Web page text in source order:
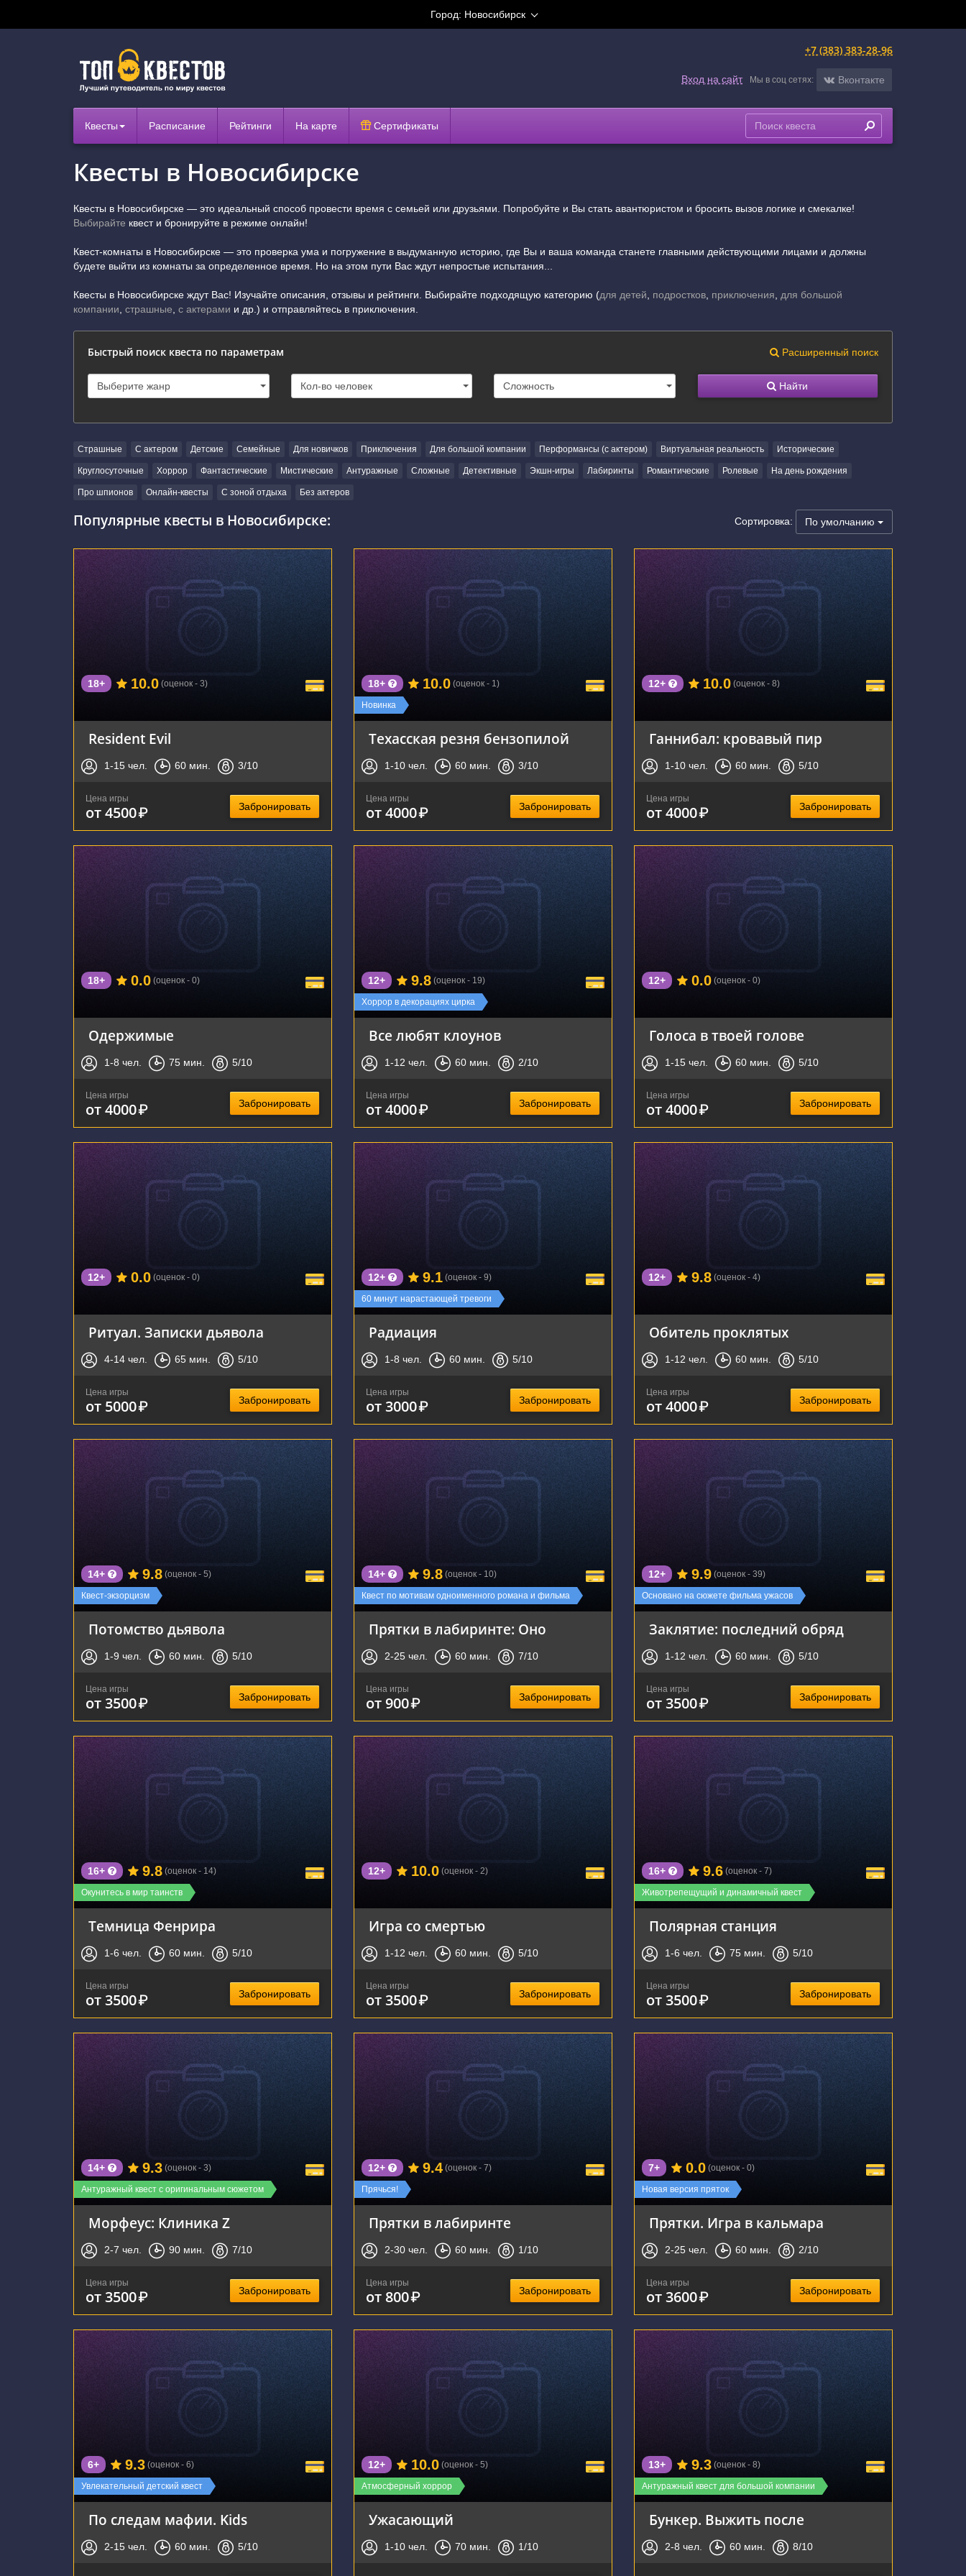
Город: Новосибирск
+7 (383) 383-28-96
Вход на сайт Мы в соц сетях: Вконтакте
Квесты Расписание Рейтинги На карте Сертификаты
Квесты в Новосибирске
Квесты в Новосибирске — это идеальный способ провести время с семьей или друзьями. Попробуйте и Вы стать авантюристом и бросить вызов логике и смекалке!
Выбирайте квест и бронируйте в режиме онлайн!
Квест-комнаты в Новосибирске — это проверка ума и погружение в выдуманную историю, где Вы и ваша команда станете главными действующими лицами и должны
будете выйти из комнаты за определенное время. Но на этом пути Вас ждут непростые испытания...
Квесты в Новосибирске ждут Вас! Изучайте описания, отзывы и рейтинги. Выбирайте подходящую категорию (для детей подростков приключения
для большой
компании страшные с актерами и др.) и отправляйтесь в приключения.
Быстрый поиск квеста по параметрам Расширенный поиск
Найти
Страшные С актером Детские Семейные Для новичков Приключения Для большой компании Перформансы (с актером) Виртуальная реальность Исторические
Круглосуточные Хоррор Фантастические Мистические Антуражные Сложные Детективные Экшн-игры Лабиринты Романтические Ролевые На день рождения
Про шпионов Онлайн-квесты С зоной отдыха Без актеров
Популярные квесты в Новосибирске: Сортировка: По умолчанию
г. Новосибирск, улица Челюскинцев, 36/1
18+ 10.0 (оценок - 3)
Resident Evil
1-15 чел. 60 мин. 3/10
Цена игры
от 4500₽ Забронировать
г. Новосибирск, улица Фрунзе, 19
Новинка
18+ 10.0 (оценок - 1)
Техасская резня бензопилой
1-10 чел. 60 мин. 3/10
Цена игры
от 4000₽ Забронировать
г. Новосибирск, улица Сакко и Ванцетти, 31
12+ 10.0 (оценок - 8)
Ганнибал: кровавый пир
1-10 чел. 60 мин. 5/10
Цена игры
от 4000₽ Забронировать
г. Новосибирск, улица Восход, 18
18+ 0.0 (оценок - 0)
Одержимые
1-8 чел. 75 мин. 5/10
Цена игры
от 4000₽ Забронировать
г. Новосибирск, улица Челюскинцев, 36/1
Хоррор в декорациях цирка
12+ 9.8 (оценок - 19)
Все любят клоунов
1-12 чел. 60 мин. 2/10
Цена игры
от 4000₽ Забронировать
г. Новосибирск, улица Котовского, 17
12+ 0.0 (оценок - 0)
Голоса в твоей голове
1-15 чел. 60 мин. 5/10
Цена игры
от 4000₽ Забронировать
г. Новосибирск, улица Римского-Корсакова,
12+ 0.0 (оценок - 0)
Ритуал. Записки дьявола
4-14 чел. 65 мин. 5/10
Цена игры
от 5000₽ Забронировать
г. Новосибирск, ул. Кирова, 46
60 минут нарастающей тревоги
12+ 9.1 (оценок - 9)
Радиация
1-8 чел. 60 мин. 5/10
Цена игры
от 3000₽ Забронировать
г. Новосибирск, улица Достоевского, 9
12+ 9.8 (оценок - 4)
Обитель проклятых
1-12 чел. 60 мин. 5/10
Цена игры
от 4000₽ Забронировать
г. Новосибирск, Народная улица, 8/1
Квест-экзорцизм
14+ 9.8 (оценок - 5)
Потомство дьявола
1-9 чел. 60 мин. 5/10
Цена игры
от 3500₽ Забронировать
г. Новосибирск, Красный проспект, 100
Квест по мотивам одноименного романа и фильма
14+ 9.8 (оценок - 10)
Прятки в лабиринте: Оно
2-25 чел. 60 мин. 7/10
Цена игры
от 900₽ Забронировать
г. Новосибирск, ул. Кузьмы Минина 9/2
Основано на сюжете фильма ужасов
12+ 9.9 (оценок - 39)
Заклятие: последний обряд
1-12 чел. 60 мин. 5/10
Цена игры
от 3500₽ Забронировать
г. Новосибирск, Каменская улица, 56/1
Окунитесь в мир таинств
16+ 9.8 (оценок - 14)
Темница Фенрира
1-6 чел. 60 мин. 5/10
Цена игры
от 3500₽ Забронировать
г. Новосибирск, Народная улица, 8/1
12+ 10.0 (оценок - 2)
Игра со смертью
1-12 чел. 60 мин. 5/10
Цена игры
от 3500₽ Забронировать
г. Новосибирск, улица Кирова, 46
Животрепещущий и динамичный квест
16+ 9.6 (оценок - 7)
Полярная станция
1-6 чел. 75 мин. 5/10
Цена игры
от 3500₽ Забронировать
г. Новосибирск, Красный проспект, 100
Антуражный квест с оригинальным сюжетом
14+ 9.3 (оценок - 3)
Морфеус: Клиника Z
2-7 чел. 90 мин. 7/10
Цена игры
от 3500₽ Забронировать
г. Новосибирск, Красный проспект, 100
Прячься!
12+ 9.4 (оценок - 7)
Прятки в лабиринте
2-30 чел. 60 мин. 1/10
Цена игры
от 800₽ Забронировать
г. Новосибирск, Красный проспект, 100
Новая версия пряток
7+ 0.0 (оценок - 0)
Прятки. Игра в кальмара
2-25 чел. 60 мин. 2/10
Цена игры
от 3600₽ Забронировать
г. Новосибирск, улица Галущака, 15
Увлекательный детский квест
6+ 9.3 (оценок - 6)
По следам мафии. Kids
2-15 чел. 60 мин. 5/10
г. Новосибирск, улица Дуси Ковальчук, 270
Атмосферный хоррор
12+ 10.0 (оценок - 5)
Ужасающий
1-10 чел. 70 мин. 1/10
г. Новосибирск, улица Галущака, 15
Антуражный квест для большой компании
13+ 9.3 (оценок - 8)
Бункер. Выжить после
2-8 чел. 60 мин. 8/10